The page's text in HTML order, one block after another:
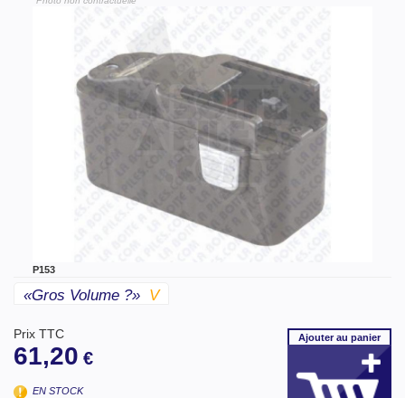
P153
«gros Volume ?» V
Prix TTC
61,20 €
EN STOCK
Ajouterau panier